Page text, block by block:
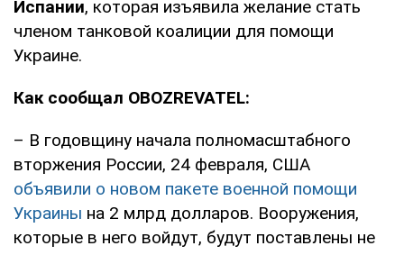
Испании, которая изъявила желание стать
членом танковой коалиции для помощи
Украине.
Как сообщал OBOZREVATEL:
– В годовщину начала полномасштабного
вторжения России, 24 февраля, США
объявили о новом пакете военной помощи
Украины на 2 млрд долларов. Вооружения,
которые в него войдут, будут поставлены не